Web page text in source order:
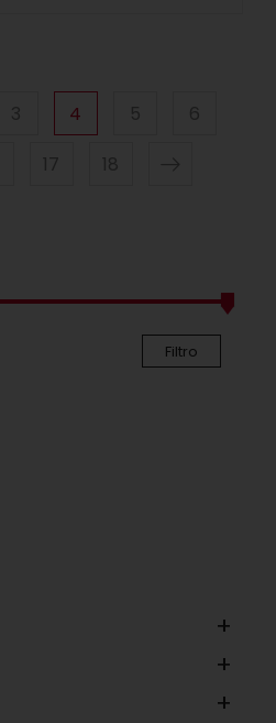
3 4 5
6
17 18
Filtro
+
+
+